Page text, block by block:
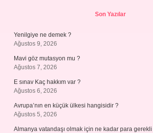
Son Yazılar
Yenilgiye ne demek ?
Ağustos 9, 2026
Mavi göz mutasyon mu ?
Ağustos 7, 2026
E sınav Kaç hakkım var ?
Ağustos 6, 2026
Avrupa’nın en küçük ülkesi hangisidir ?
Ağustos 5, 2026
Almanya vatandaşı olmak için ne kadar para gerekli